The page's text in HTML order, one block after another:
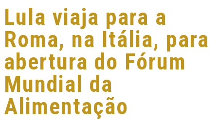
Lula viaja para a
Roma, na Itália, para
abertura do Fórum
Mundial da
Alimentação